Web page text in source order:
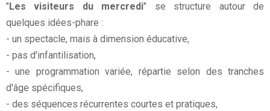
"Les visiteurs du mercredi" se structure autour de
quelques idées-phare :
- un spectacle, mais à dimension éducative,
- pas d'infantilisation,
- une programmation variée, répartie selon des tranches
d'âge spécifiques,
- des séquences récurrentes courtes et pratiques,